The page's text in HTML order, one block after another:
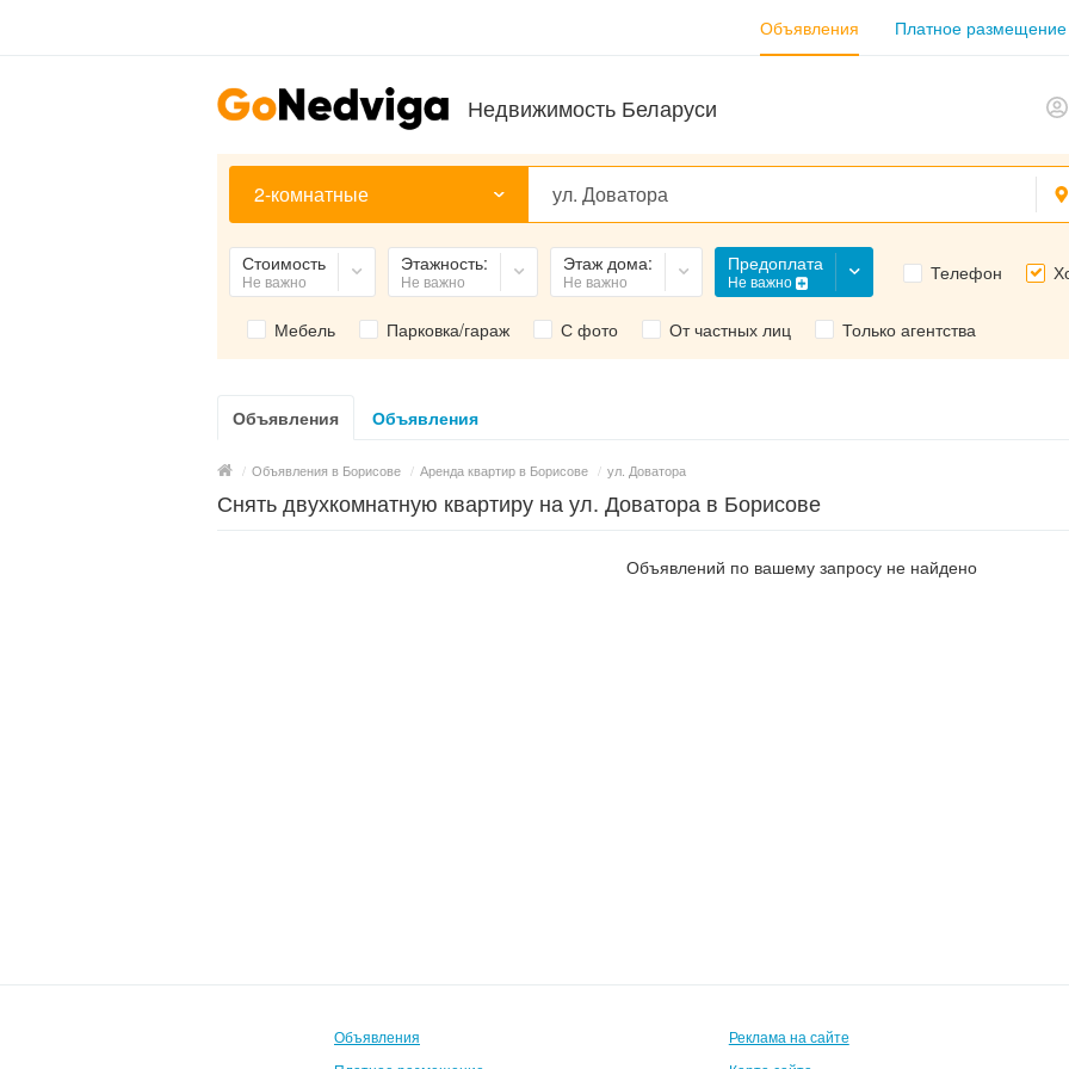
Объявления Платное размещение
Недвижимость Беларуси
2-комнатные
Стоимость
Не важно
Этажность:
Не важно
Этаж дома:
Не важно
Предоплата
Не важно Телефон
Мебель Парковка/гараж С фото От частных лиц Только агентства
Объявления Объявления
/ Объявления в Борисове / Аренда квартир в Борисове / ул. Доватора
Снять двухкомнатную квартиру на ул. Доватора в Борисове
Объявлений по вашему запросу не найдено
Объявления
Реклама на сайте